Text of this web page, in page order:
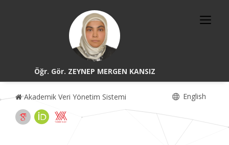
Öğr. Gör. ZEYNEP MERGEN KANSIZ
Akademik Veri Yönetim Sistemi English